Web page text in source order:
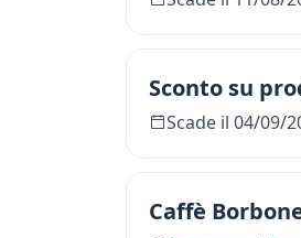
Sconto su
Scade il 04/09/
Caffè